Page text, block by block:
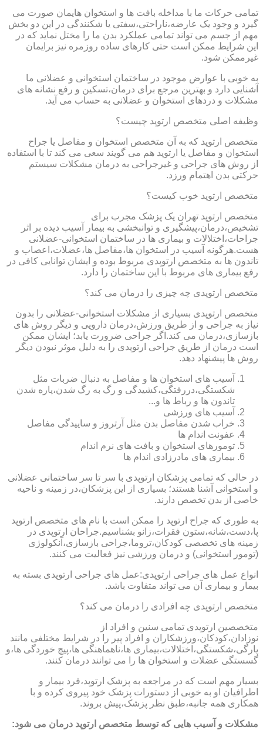
تمامی حرکات ما با مداخله بافت ها و استخوان هایمان صورت می
گیرد و وجود یک عارضه،ناراحتی،سفتی یا شکنندگی در این دو بخش
مهم از جسم می تواند تمامی عملکرد بدن ما را مختل نماید که در
این شرایط ممکن است حتی کارهای ساده روزمره نیز برایمان
غیرممکن شود.
به خوبی با عوارض موجود در ساختمان استخوانی و عضلانی ما
آشنایی دارد و بهترین مرجع برای درمان،تسکین و رفع نشانه های
مشکلات و دردهای استخوان و عضلانی به حساب می آید.
وظیفه اصلی متخصص ارتوپد چیست؟
متخصص ارتوپد که به آن متخصص استخوان و مفاصل یا جراح
استخوان و مفاصل یا ارتوپد هم می گویند سعی می کند تا با استفاده
از روش های جراحی و غیرجراحی به درمان مشکلات سیستم
حرکتی بدن اهتمام ورزد.
متخصص ارتوپد خوب کیست؟
متخصص ارتوپد تهران یک پزشک مجرب برای
تشخیص،درمان،پیشگیری و توانبخشی به بیمار آسیب دیده بر اثر
جراحات،اختلالات و بیماری ها در ساختمان استخوانی-عضلانی
هست.هرگونه آسیب در استخوان ها،مفاصل ها،عضلات،اعصاب و
تاندون ها به متخصص ارتوپدی مربوط بوده و ایشان توانایی کافی در
رفع بیماری های مربوط با این ساختمان را دارد.
متخصص ارتوپدی چه چیزی را درمان می کند؟
متخصص ارتوپدی بسیاری از مشکلات استخوانی-عضلانی را بدون
نیاز به جراحی و از طریق ورزش،درمان دارویی و دیگر روش های
بازسازی،درمان می کند.اگر جراحی ضرورت یابد؛ ایشان ممکن
است درمان از طریق جراحی ارتوپدی را به دلیل موثر نبودن دیگر
روش ها پیشنهاد دهد.
آسیب های استخوان ها و مفاصل به دنبال ضربات مثل
شکستگی،دررفتگی،کشیدگی و رگ به رگ شدن،پاره شدن
تاندون ها و رباط ها و...
آسیب های ورزشی
خراب شدن مفاصل بدن مثل آرتروز و ساییدگی مفاصل
عفونت اندام ها
تومورهای استخوان و بافت های نرم اندام
بیماری های مادرزادی اندام ها
در حالی که تمامی پزشکان ارتوپدی با سر تا سر ساختمانی عضلانی
و استخوانی آشنا هستند؛ بسیاری از این پزشکان،در زمینه و ناحیه
خاصی از بدن تخصص دارند.
به طوری که جراح ارتوپد را ممکن است با نام های متخصص ارتوپد
پا،دست،شانه،ستون فقرات،زانو بشناسیم.جراحان ارتوپدی در
زمینه های تخصصی کودکان،تروما،جراحی بازسازی،آنکولوژی
(تومور استخوانی) و درمان ورزشی نیز فعالیت می کنند.
انواع عمل های جراحی ارتوپدی:عمل های جراحی ارتوپدی بسته به
بیمار و بیماری آن می تواند متفاوت باشد.
متخصص ارتوپدی چه افرادی را درمان می کند؟
متخصصین ارتوپدی تمامی سنین و افراد از
نوزادان،کودکان،ورزشکاران و افراد پیر را در شرایط مختلفی مانند
پارگی،شکستگی،اختلالات،بیماری ها،ناهماهنگی ها،پیچ خوردگی ها،و
گسستگی عضلات و استخوان ها را می توانند درمان کنند.
بسیار مهم است که در مراجعه به پزشک ارتوپد،فرد بیمار و
اطرافیان او به خوبی از دستورات پزشک خود پیروی کرده و با
همکاری همه جانبه،طبق نظر پزشک،پیش بروند.
مشکلات و آسیب هایی که توسط متخصص ارتوپد درمان می شود: